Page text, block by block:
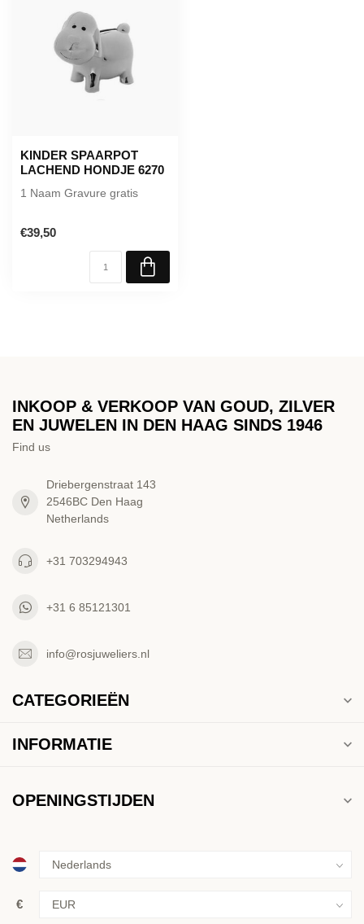
KINDER SPAARPOT
LACHEND HONDJE 6270
1 Naam Gravure gratis
€39,50
INKOOP & VERKOOP VAN GOUD, ZILVER
EN JUWELEN IN DEN HAAG SINDS 1946
Find us
Driebergenstraat 143
2546BC Den Haag
Netherlands
+31 703294943
+31 6 85121301
info@rosjuweliers.nl
CATEGORIEËN
INFORMATIE
OPENINGSTIJDEN
€